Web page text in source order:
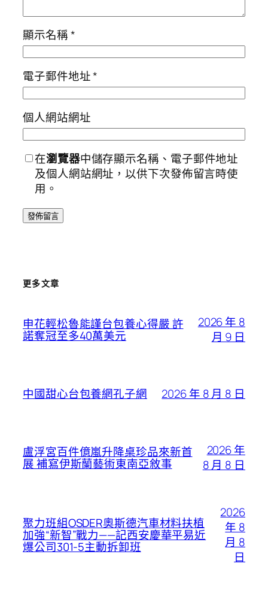
顯示名稱*
電子郵件地址*
個人網站網址
在瀏覽器中儲存顯示名稱、電子郵件地址
及個人網站網址，以供下次發佈留言時使
用。
更多文章
申花輕松魯能謹台包養心得嚴 許
諾奪冠至多40萬美元
2026 年 8
月 9 日
中國甜心台包養網孔子網 2026 年 8 月 8 日
盧浮宮百件億嵐升降桌珍品來新首
展 補寫伊斯蘭藝術東南亞敘事
2026 年
8 月 8 日
聚力班組OSDER奧斯德汽車材料扶植
加強“新智”戰力——記西安慶華平易近
爆公司301-5主動拆卸班
2026
年 8
月 8
日